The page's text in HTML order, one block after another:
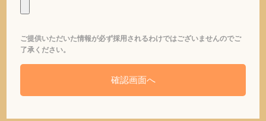
ご提供いただいた情報が必ず採用されるわけではございませんのでご
了承ください。